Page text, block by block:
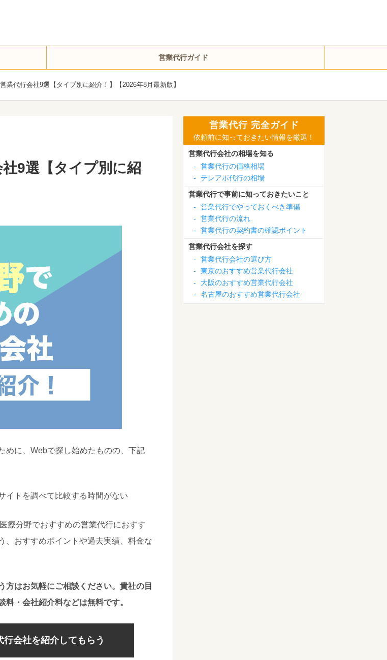
営業代行ガイド
業代行会社9選【タイプ別に紹介！】【2026年8月最新版】
9選【タイプ別に紹
めに、Webで探し始めたものの、下記
イトを調べて比較する時間がない
療分野でおすすめの営業代行におすす
、おすすめポイントや過去実績、料金な
方はお気軽にご相談ください。貴社の目
・会社紹介料などは無料です。
行会社を紹介してもらう
営業代行 完全ガイド
依頼前に知っておきたい情報を厳選！
営業代行会社の相場を知る
-
営業代行の価格相場
-
テレアポ代行の相場
営業代行で事前に知っておきたいこと
-
営業代行でやっておくべき準備
-
営業代行の流れ
-
営業代行の契約書の確認ポイント
営業代行会社を探す
-
営業代行会社の選び方
-
東京のおすすめ営業代行会社
-
大阪のおすすめ営業代行会社
-
名古屋のおすすめ営業代行会社